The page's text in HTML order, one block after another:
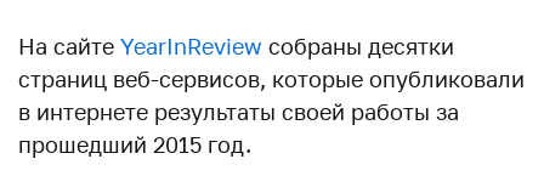
На сайте YearInReview собраны десятки
страниц веб-сервисов, которые опубликовали
в интернете результаты своей работы за
прошедший 2015 год.